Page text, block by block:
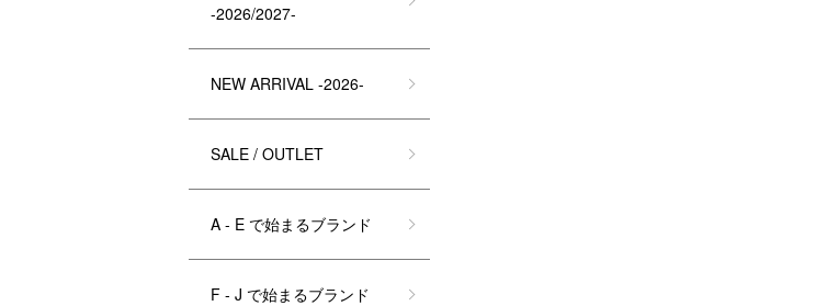
-2026/2027-
NEW ARRIVAL -2026-
SALE / OUTLET
A - E で始まるブランド
F - J で始まるブランド